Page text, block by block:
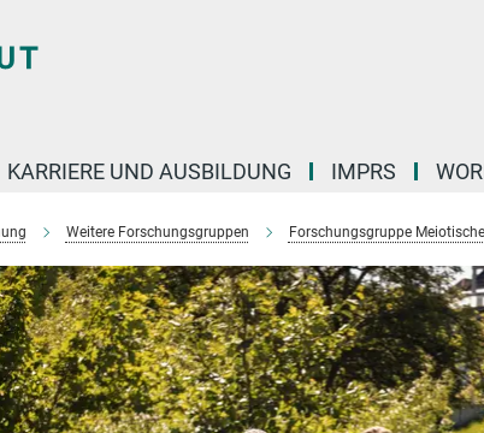
KARRIERE UND AUSBILDUNG IMPRS
Weitere Forschungsgruppen Forschungsgruppe